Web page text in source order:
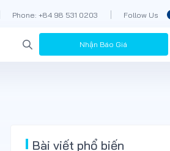
Phone: +84 98 531 0203 Follow Us
Nhận Báo Giá
Bài viết phổ biến